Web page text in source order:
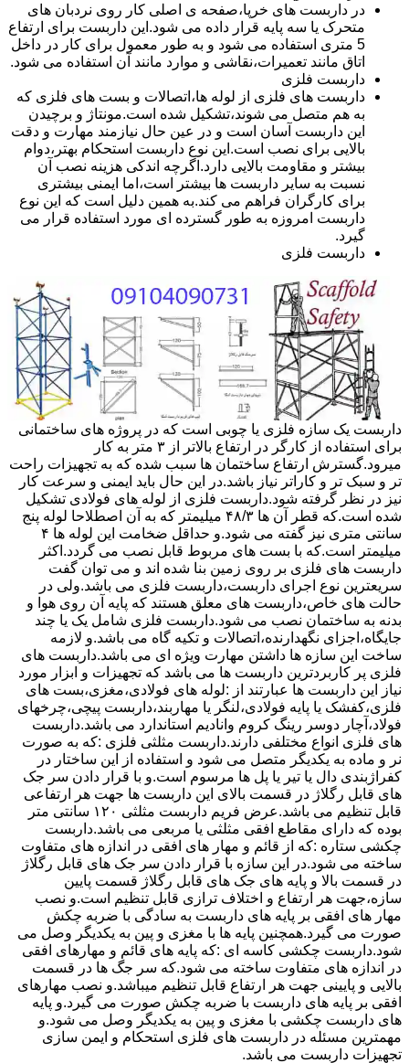
در داربست های خرپا،صفحه ی اصلی کار روی نردبان های
متحرک یا سه پایه قرار داده می شود.این داربست برای ارتفاع
5 متری استفاده می شود و به طور معمول برای کار در داخل
اتاق مانند تعمیرات،نقاشی و موارد مانند آن استفاده می شود.
داربست فلزی
داربست های فلزی از لوله ها،اتصالات و بست های فلزی که
به هم متصل می شوند،تشکیل شده است.مونتاژ و برچیدن
این داربست آسان است و در عین حال نیازمند مهارت و دقت
بالایی برای نصب است.این نوع داربست استحکام بهتر،دوام
بیشتر و مقاومت بالایی دارد.اگرچه اندکی هزینه نصب آن
نسبت به سایر داربست ها بیشتر است،اما ایمنی بیشتری
برای کارگران فراهم می کند.به همین دلیل است که این نوع
داربست امروزه به طور گسترده ای مورد استفاده قرار می
گیرد.
داربست فلزی
داربست یک سازه فلزی یا چوبی است که در پروژه های ساختمانی
برای استفاده از کارگر در ارتفاع بالاتر از ۳ متر به کار
میرود.گسترش ارتفاع ساختمان ها سبب شده که به تجهیزات راحت
تر و سبک تر و کاراتر نیاز باشد.در این حال باید ایمنی و سرعت کار
نیز در نظر گرفته شود.داربست فلزی از لوله های فولادی تشکیل
شده است.که قطر آن ها ۴۸/۳ میلیمتر که به آن اصطلاحا لوله پنج
سانتی متری نیز گفته می شود.و حداقل ضخامت این لوله ها ۴
میلیمتر است.که با بست های مربوط قابل نصب می گردد.اکثر
داربست های فلزی بر روی زمین بنا شده اند و می توان گفت
سریعترین نوع اجرای داربست،داربست فلزی می باشد.ولی در
حالت های خاص،داربست های معلق هستند که پایه آن روی هوا و
بدنه به ساختمان نصب می شود.داربست فلزی شامل یک یا چند
جایگاه،اجزای نگهدارنده،اتصالات و تکیه گاه می باشد.و لازمه
ساخت این سازه ها داشتن مهارت ویژه ای می باشد.داربست های
فلزی پر کاربردترین داربست ها می باشد که تجهیزات و ابزار مورد
نیاز این داربست ها عبارتند از :لوله های فولادی،مغزی،بست های
فلزی،کفشک یا پایه فولادی،لنگر یا مهاربند،داربست پیچی،چرخهای
فولاد،آچار دوسر رینگ کروم وانادیم استاندارد می باشد.داربست
های فلزی انواع مختلفی دارند.داربست مثلثی فلزی :که به صورت
نر و ماده به یکدیگر متصل می شود و استفاده از این ساختار در
کفراژبندی دال یا تیر یا پل ها مرسوم است.و با قرار دادن سر جک
های قابل رگلاژ در قسمت بالای این داربست ها جهت هر ارتفاعی
قابل تنظیم می باشد.عرض فریم داربست مثلثی ۱۲۰ سانتی متر
بوده که دارای مقاطع افقی مثلثی یا مربعی می باشد.داربست
چکشی ستاره :که از قائم و مهار های افقی در اندازه های متفاوت
ساخته می شود.در این سازه با قرار دادن سر جک های قابل رگلاژ
در قسمت بالا و پایه های جک های قابل رگلاژ قسمت پایین
سازه،جهت هر ارتفاع و اختلاف ترازی قابل تنظیم است.و نصب
مهار های افقی بر پایه های داربست به سادگی با ضربه چکش
صورت می گیرد.همچنین پایه ها با مغزی و پین به یکدیگر وصل می
شود.داربست چکشی کاسه ای :که پایه های قائم و مهارهای افقی
در اندازه های متفاوت ساخته می شود.که سر جگ ها در قسمت
بالایی و پایینی جهت هر ارتفاع قابل تنظیم میباشد.و نصب مهارهای
افقی بر پایه های داربست با ضربه چکش صورت می گیرد.و پایه
های داربست چکشی با مغزی و پین به یکدیگر وصل می شود.و
مهمترین مسئله در داربست های فلزی استحکام و ایمن سازی
تجهیزات داربست می باشد.